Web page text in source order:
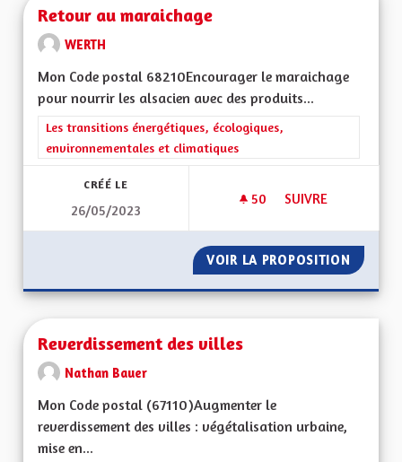
Retour au maraichage
WERTH
Mon Code postal 68210Encourager le maraichage
pour nourrir les alsacien avec des produits...
Filtrer les résultats de la catégorie : Les transitions
Les transitions énergétiques, écologiques,
environnementales et climatiques
CRÉÉ LE
26/05/2023
50 50 ABONNÉS
SUIVRE
VOIR LA PROPOSITION
Reverdissement des villes
Nathan Bauer
Mon Code postal (67110) Augmenter le
reverdissement des villes : végétalisation urbaine,
mise en...